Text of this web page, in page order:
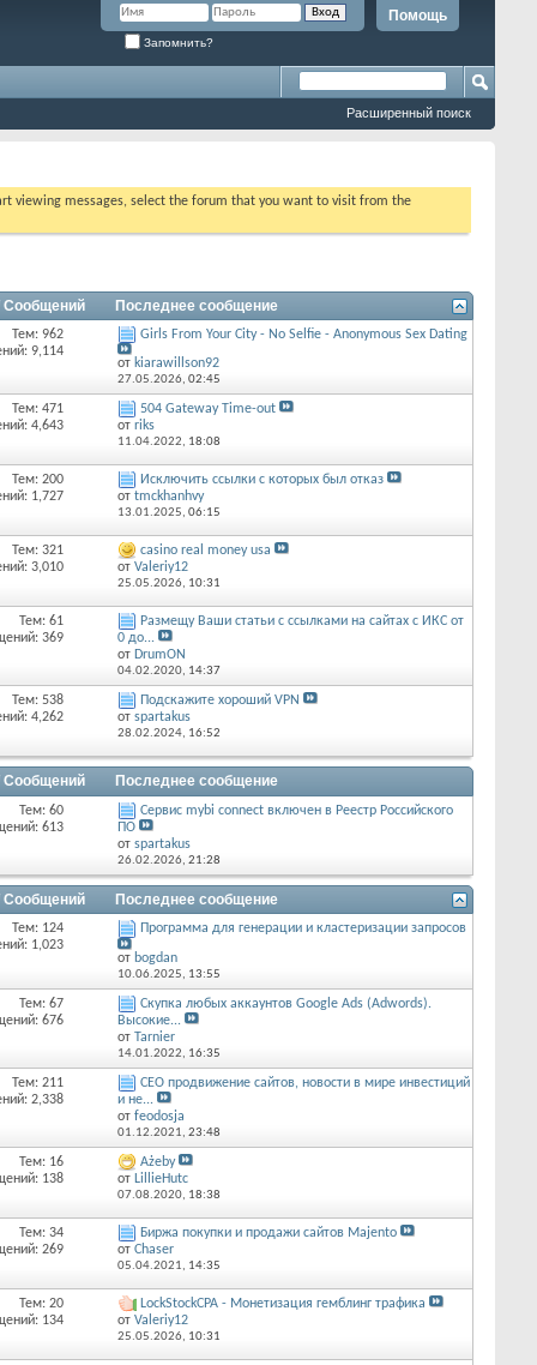
Помощь
Запомнить?
Расширенный поиск
viewing messages, select the forum that you want to visit from the
Сообщений Последнее сообщение
Тем: 962
9,114
Girls From Your City - No Selfie - Anonymous Sex Dating
от kiarawillson92
27.05.2026, 02:45
Тем: 471
4,643
504 Gateway Time-out
от riks
11.04.2022, 18:08
Тем: 200
1,727
Исключить ссылки с которых был отказ
от tmckhanhvy
13.01.2025, 06:15
Тем: 321
3,010
casino real money usa
от Valeriy12
25.05.2026, 10:31
Тем: 61
369
Размещу Ваши статьи с ссылками на сайтах с ИКС от
0 до...
от DrumON
04.02.2020, 14:37
Тем: 538
4,262
Подскажите хороший VPN
от spartakus
28.02.2024, 16:52
Сообщений Последнее сообщение
Тем: 60
613
Сервис mybi connect включен в Реестр Российского
ПО
от spartakus
26.02.2026, 21:28
Сообщений Последнее сообщение
Тем: 124
1,023
Программа для генерации и кластеризации запросов
от bogdan
10.06.2025, 13:55
Тем: 67
676
Скупка любых аккаунтов Google Ads (Adwords).
Высокие...
от Tarnier
14.01.2022, 16:35
Тем: 211
2,338
СЕО продвижение сайтов, новости в мире инвестиций
и не...
от feodosja
01.12.2021, 23:48
Тем: 16
138
Ażeby
от LillieHutc
07.08.2020, 18:38
Тем: 34
269
Биржа покупки и продажи сайтов Majento
от Chaser
05.04.2021, 14:35
Тем: 20
134
LockStockCPA - Монетизация гемблинг трафика
от Valeriy12
25.05.2026, 10:31